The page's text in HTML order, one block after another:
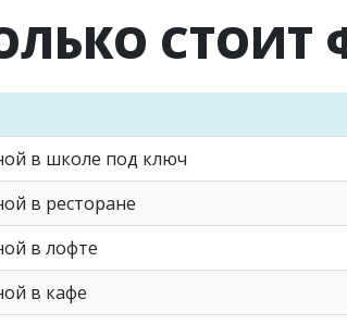
СТОИТ
в школе под ключ
в ресторане
в лофте
в кафе